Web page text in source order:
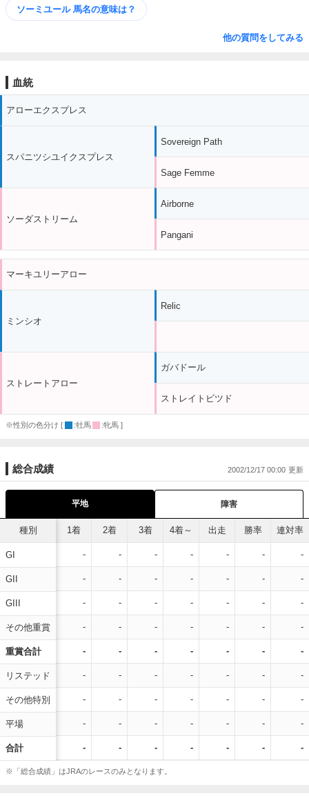
ソーミユール 馬名の意味は？
他の質問をしてみる
血統
アローエクスプレス
スパニツシユイクスプレス
ソーダストリーム
Sovereign Path
Sage Femme
Airborne
Pangani
マーキユリーアロー
ミンシオ
ストレートアロー
Relic
ガバドール
ストレイトビツド
※性別の色分け [ :牡馬 :牝馬 ]
総合成績 2002/12/17 00:00
平地 障害
種別
GI
GII
GIII
その他重賞
重賞合計
リステッド
その他特別
平場
合計
1着 2着 3着 4着～ 出走 勝率 連対率
- - - - - - -
- - - - - - -
- - - - - - -
- - - - - - -
- - - - - - -
- - - - - - -
- - - - - - -
- - - - - - -
- - - - - - -
※「総合成績」はJRAのレースのみとなります。